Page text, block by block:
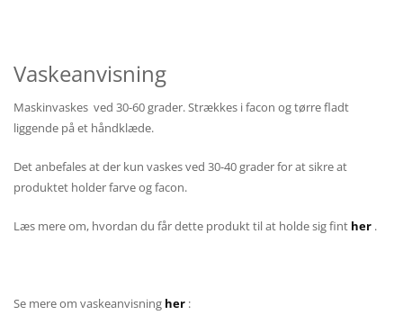
Vaskeanvisning
Maskinvaskes ved 30-60 grader. Strækkes i facon og tørre fladt
liggende på et håndklæde.
Det anbefales at der kun vaskes ved 30-40 grader for at sikre at
produktet holder farve og facon.
Læs mere om, hvordan du får dette produkt til at holde sig fint her .
Se mere om vaskeanvisning her :